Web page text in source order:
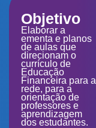
Objetivo
Elaborar a
ementa e planos
de aulas que
direcionam o
currículo de
Educação
Financeira para a
rede, para a
orientação de
professores e
aprendizagem
dos estudantes.